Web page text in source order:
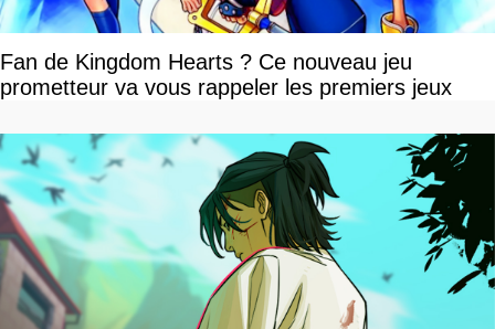
Fan de Kingdom Hearts ? Ce nouveau jeu
prometteur va vous rappeler les premiers jeux